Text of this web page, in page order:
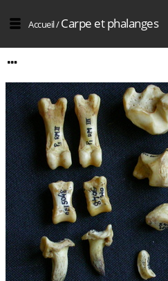
Accueil/Carpe et phalanges